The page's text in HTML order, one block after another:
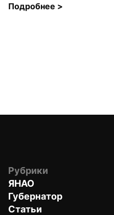
Подробнее >
Рубрики
ЯНАО
Губернатор
Статьи